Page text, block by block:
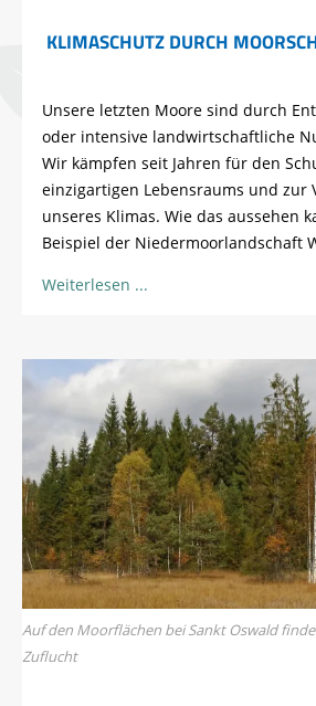
KLIMASCHUTZ DURCH
Unsere letzten Moore sind durch
oder intensive landwirtschaftliche
Wir kämpfen seit Jahren für den
einzigartigen Lebensraums und zur
unseres Klimas. Wie das aussehen
Beispiel der Niedermoorlandschaft
Weiterlesen
Auf den Moorflächen bei Sankt Oswald
Zuflucht